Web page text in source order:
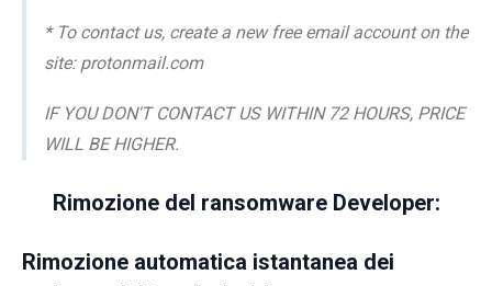
* To contact us, create a new free email account on the
site: protonmail.com
IF YOU DON'T CONTACT US WITHIN 72 HOURS, PRICE
WILL BE HIGHER.
Rimozione del ransomware Developer:
Rimozione automatica istantanea dei